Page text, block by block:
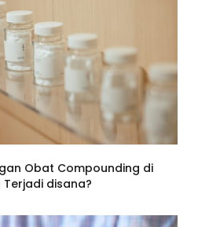
Obat Compounding di
disana?